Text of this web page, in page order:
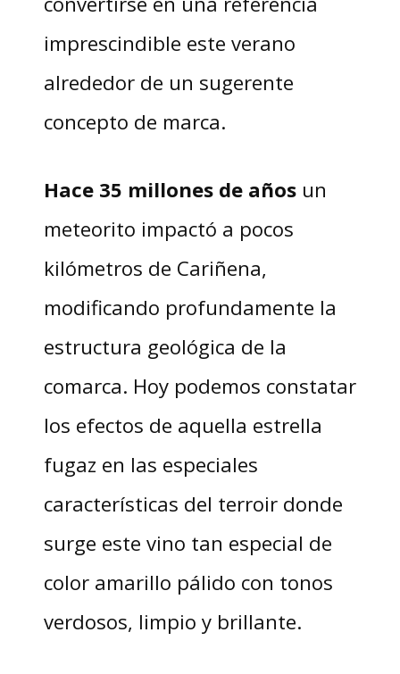
imprescindible este verano
alrededor de un sugerente
concepto de marca.
Hace 35 millones de añosun
meteorito impactó a pocos
kilómetros de Cariñena,
modificando profundamente la
estructura geológica de la
comarca. Hoy podemos constatar
los efectos de aquella estrella
fugaz en las especiales
características del terroir donde
surge este vino tan especial de
color amarillo pálido con tonos
verdosos, limpio y brillante.